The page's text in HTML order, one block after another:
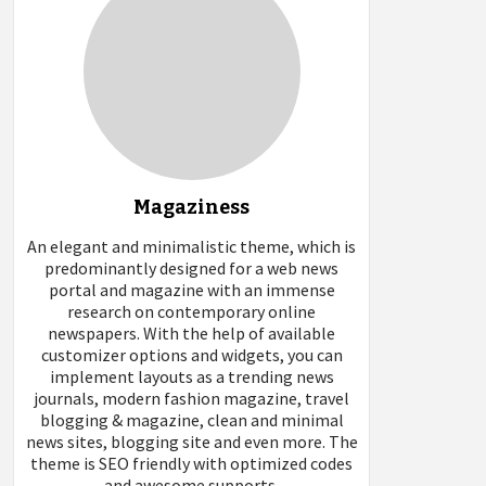
Magaziness
An elegant and minimalistic theme, which is
predominantly designed for a web news
portal and magazine with an immense
research on contemporary online
newspapers. With the help of available
customizer options and widgets, you can
implement layouts as a trending news
journals, modern fashion magazine, travel
blogging & magazine, clean and minimal
news sites, blogging site and even more. The
theme is SEO friendly with optimized codes